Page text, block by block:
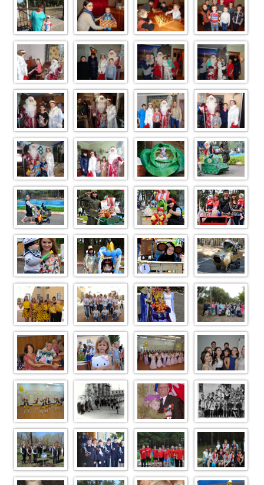
Image Article 26 DSC07302 DSC07212 DSC07210
Image Article 79
Image Article
109
Image Article
162
Image Article
156
Image Article
155
Image Article
122
Image Article 85 Image Article 70
Image Article 43 Image Article 29 Image (49) Image (34)
Image (19) Image (24) Image (23) Image (22)
Image (21) Image (20) Image (2) Image (1)
DSC 0083 DSC 0080 DSC1244 Image Article 39
Image Article 13 10 DSC 0276 DSC 0240
DSC 0090
Image Article
882
OLYMPUS
DIGITAL
CAMERA
Image Article
Image Article
Image Article
Image Article
Image Article